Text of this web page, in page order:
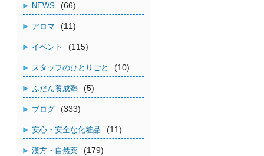
NEWS (66)
アロマ (11)
イベント (115)
スタッフのひとりごと (10)
ふだん養成塾 (5)
ブログ (333)
安心・安全な化粧品 (11)
漢方・自然薬 (179)